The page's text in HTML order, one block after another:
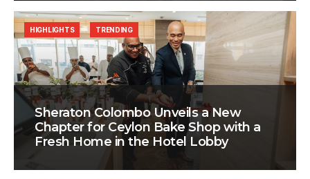
Sheraton Colombo Unveils a New
Chapter for Ceylon Bake Shop with a
Fresh Home in the Hotel Lobby
HIGHLIGHTS TRENDING